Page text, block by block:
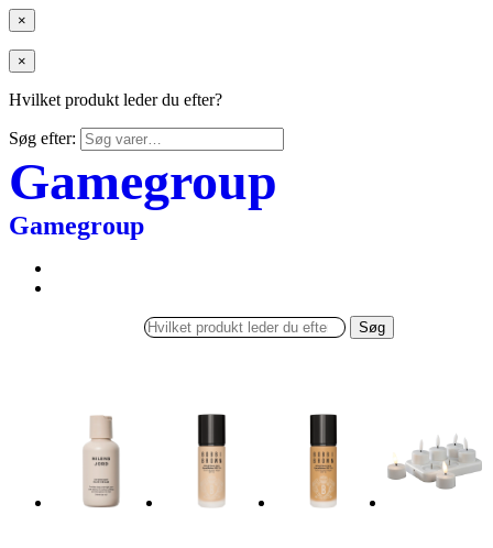
×
×
Hvilket produkt leder du efter?
Søg efter:
Gamegroup
Gamegroup
Søg